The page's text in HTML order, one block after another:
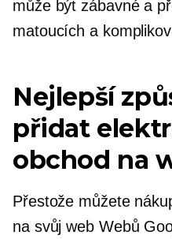
může být zábavné a
matoucích a
Nejlepší
přidat
obchod na
Přestože můžete
na svůj web Webů